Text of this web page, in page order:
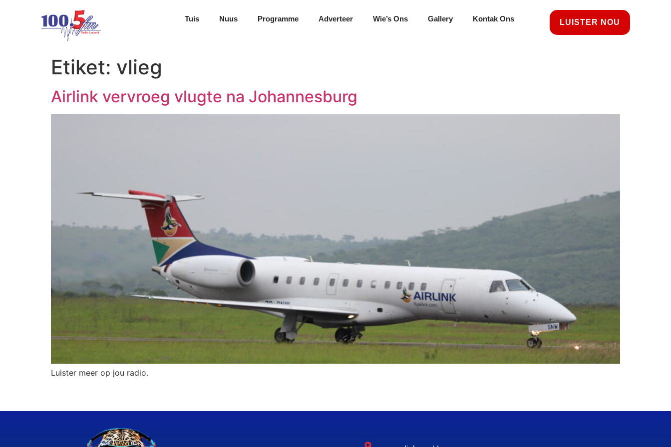
Tuis Nuus Programme Adverteer Wie’s Ons Gallery Kontak Ons LUISTER NOU
Etiket: vlieg
Airlink vervroeg vlugte na Johannesburg
Luister meer op jou radio.